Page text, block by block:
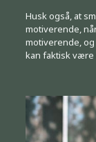
Husk også, at
motiverende,
motiverende,
kan faktisk være